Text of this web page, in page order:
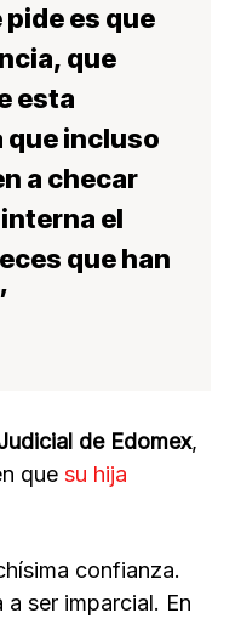
pide es que
, que
esta
que incluso
a checar
el
que han
de Edomex,
que su hija
confianza.
ser imparcial. En